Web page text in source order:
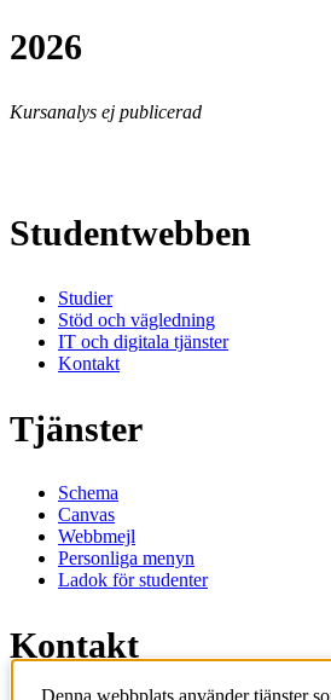
2026
Kursanalys ej publicerad
Studentwebben
Studier
Stöd och vägledning
IT och digitala tjänster
Kontakt
Tjänster
Schema
Canvas
Webbmejl
Personliga menyn
Ladok för studenter
Kontakt
Denna webbplats använder tjänster